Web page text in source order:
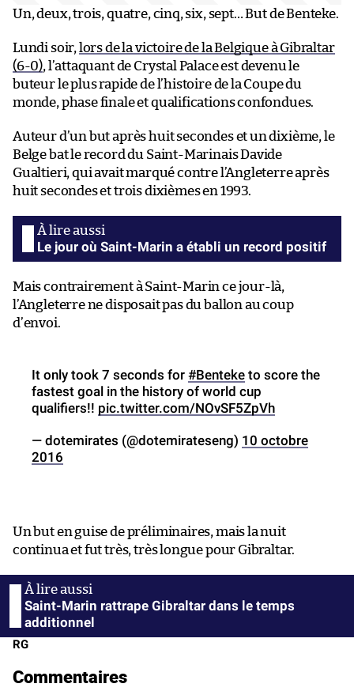
Un, deux, trois, quatre, cinq, six, sept… But de Benteke.
Lundi soir, lors de la victoire de la Belgique à Gibraltar
(6-0), l’attaquant de Crystal Palace est devenu le
buteur le plus rapide de l’histoire de la Coupe du
monde, phase finale et qualifications confondues.
Auteur d’un but après huit secondes et un dixième, le
Belge bat le record du Saint-Marinais Davide
Gualtieri, qui avait marqué contre l’Angleterre après
huit secondes et trois dixièmes en 1993.
Le jour où Saint-Marin a établi un record positif
Mais contrairement à Saint-Marin ce jour-là,
l’Angleterre ne disposait pas du ballon au coup
d’envoi.
It only took 7 seconds for #Benteke to score the
fastest goal in the history of world cup
qualifiers!! pic.twitter.com/NOvSF5ZpVh
— dotemirates (@dotemirateseng) 10 octobre
2016
Un but en guise de préliminaires, mais la nuit
continua et fut très, très longue pour Gibraltar.
Saint-Marin rattrape Gibraltar dans le temps
additionnel
RG
Commentaires